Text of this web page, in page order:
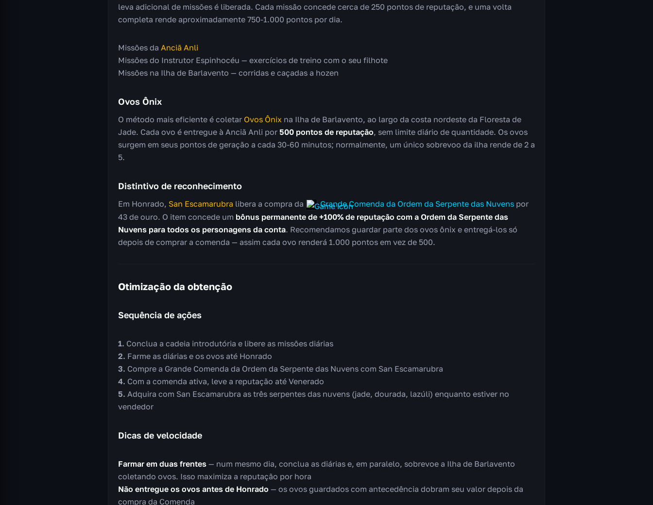
leva adicional de missões é liberada. Cada missão concede cerca de 250 pontos de reputação, e uma volta
completa rende aproximadamente 750-1.000 pontos por dia.
Missões da Anciã Anli
Missões do Instrutor Espinhocéu — exercícios de treino com o seu filhote
Missões na Ilha de Barlavento — corridas e caçadas a hozen
Ovos Ônix
O método mais eficiente é coletar Ovos Ônix na Ilha de Barlavento, ao largo da costa nordeste da Floresta de
Jade. Cada ovo é entregue à Anciã Anli por 500 pontos de reputação, sem limite diário de quantidade. Os ovos
surgem em seus pontos de geração a cada 30-60 minutos; normalmente, um único sobrevoo da ilha rende de 2 a
5.
Distintivo de reconhecimento
Em Honrado, San Escamarubra libera a compra da Grande Comenda da Ordem da Serpente das Nuvens por
43 de ouro. O item concede um bônus permanente de +100% de reputação com a Ordem da Serpente das
Nuvens para todos os personagens da conta. Recomendamos guardar parte dos ovos ônix e entregá-los só
depois de comprar a comenda — assim cada ovo renderá 1.000 pontos em vez de 500.
Otimização da obtenção
Sequência de ações
Conclua a cadeia introdutória e libere as missões diárias
Farme as diárias e os ovos até Honrado
Compre a Grande Comenda da Ordem da Serpente das Nuvens com San Escamarubra
Com a comenda ativa, leve a reputação até Venerado
Adquira com San Escamarubra as três serpentes das nuvens (jade, dourada, lazúli) enquanto estiver no
vendedor
Dicas de velocidade
Farmar em duas frentes — num mesmo dia, conclua as diárias e, em paralelo, sobrevoe a Ilha de Barlavento
coletando ovos. Isso maximiza a reputação por hora
Não entregue os ovos antes de Honrado — os ovos guardados com antecedência dobram seu valor depois da
compra da Comenda